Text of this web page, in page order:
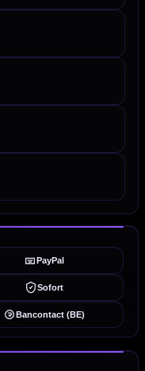
PayPal
Sofort
Bancontact (BE)